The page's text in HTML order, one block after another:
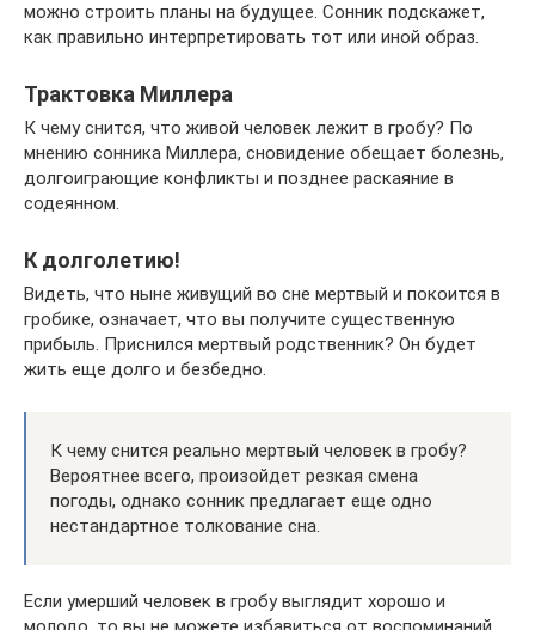
можно строить планы на будущее. Сонник подскажет,
как правильно интерпретировать тот или иной образ.
Трактовка Миллера
К чему снится, что живой человек лежит в гробу? По
мнению сонника Миллера, сновидение обещает болезнь,
долгоиграющие конфликты и позднее раскаяние в
содеянном.
К долголетию!
Видеть, что ныне живущий во сне мертвый и покоится в
гробике, означает, что вы получите существенную
прибыль. Приснился мертвый родственник? Он будет
жить еще долго и безбедно.
К чему снится реально мертвый человек в гробу?
Вероятнее всего, произойдет резкая смена
погоды, однако сонник предлагает еще одно
нестандартное толкование сна.
Если умерший человек в гробу выглядит хорошо и